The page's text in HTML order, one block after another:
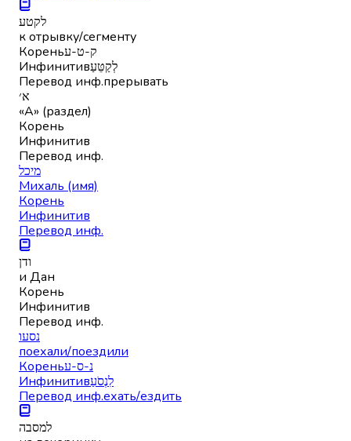
לקטע
к отрывку/сегменту
Кореньק-ט-ע
Инфинитивלְקַטֵּעַ
Перевод инф.прерывать
א׳
«А» (раздел)
Корень
Инфинитив
Перевод инф.
מיכל
Михаль (имя)
Корень
Инфинитив
Перевод инф.
ודן
и Дан
Корень
Инфинитив
Перевод инф.
נסעו
поехали/поездили
Кореньנ-ס-ע
Инфинитивלִנְסֹעַ
Перевод инф.ехать/ездить
למסבה